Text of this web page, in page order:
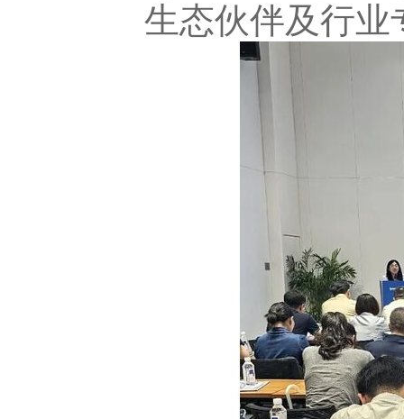
生态伙伴及行业